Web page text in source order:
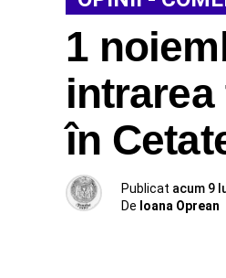
1
în
Publicat acum 9
De Ioana Oprean